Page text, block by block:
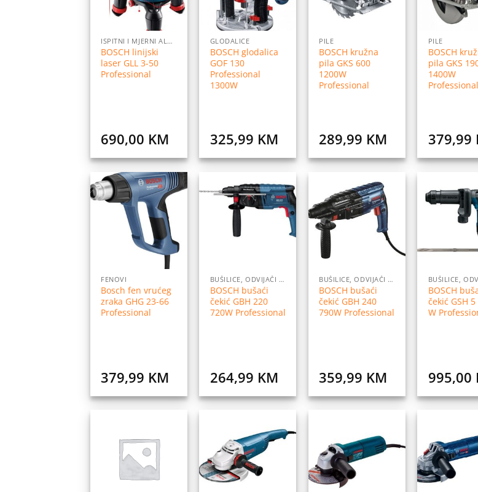
ISPITNI I MJERNI ALATI
BOSCH linijski
laser GLL 3-50
Professional
690,00 KM
GLODALICE
BOSCH glodalica
GOF 130
Professional
1300W
325,99 KM
PILE
BOSCH kružna
pila GKS 600
1200W
Professional
289,99 KM
PILE
BOSCH
pila GKS
1400W
Professional
379,99
Dodaj
na
listu
želja
FENOVI
Bosch fen vrućeg
zraka GHG 23-66
Professional
379,99 KM
Dodaj
BUŠILICE, ODVIJAČI I PRIBOR
BOSCH bušaći
čekić GBH 220
720W Professional
264,99 KM
Dodaj
na
listu
želja
BUŠILICE, ODVIJAČI I PRIBOR
BOSCH bušaći
čekić GBH 240
790W Professional
359,99 KM
BOSCH
čekić GSH
W
995,00
Dodaj
Dodaj
Dodaj
na